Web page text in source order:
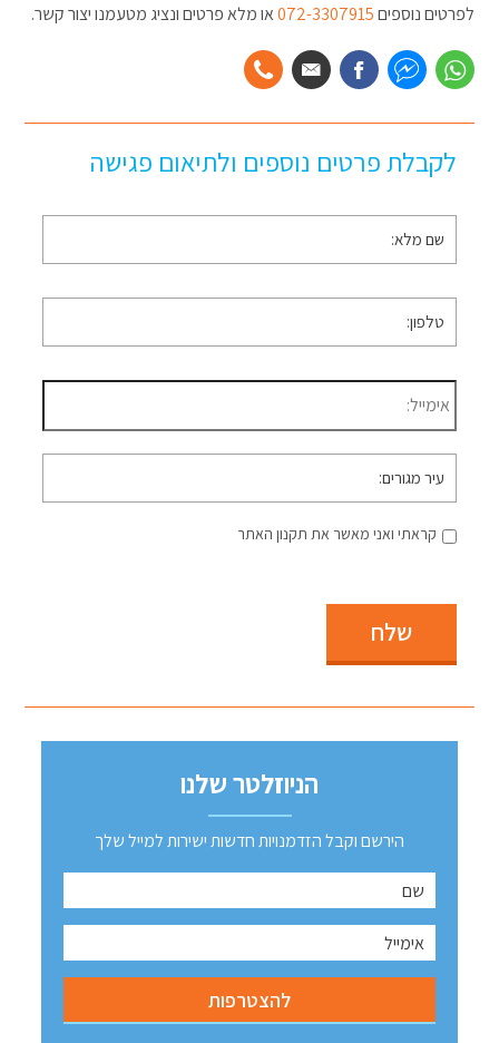
לפרטים נוספים072-3307915או מלא פרטים ונציג מטעמנו יצור קשר.
לקבלת פרטים נוספים ולתיאום פגישה
שם
מלא *
טלפון *
דוא״ל *
עיר
מגורים
קראתי ואני מאשר את תקנון האתר
שלח
הניוזלטר שלנו
הירשם וקבל הזדמנויות חדשות ישירות למייל שלך